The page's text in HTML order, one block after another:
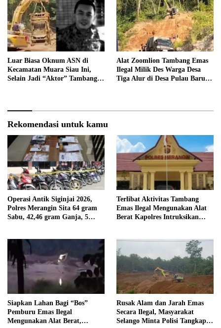
Terancam di Pecat
Luar Biasa Oknum ASN di
Kecamatan Muara Siau Ini,
Selain Jadi “Aktor” Tambang
Alat Zoomlion Tambang Emas
Ilegal Milik Des Warga Desa
Tiga Alur di Desa Pulau Baru
Rekomendasi untuk kamu
Operasi Antik Siginjai 2026,
Polres Merangin Sita 64 gram
Sabu, 42,46 gram Ganja, 5
Terlibat Aktivitas Tambang
Emas Ilegal Mengunakan Alat
Berat Kapolres Intruksikan
Tanjung Mudo
Siapkan Lahan Bagi “Bos”
Pemburu Emas Ilegal
Mengunakan Alat Berat,
Rusak Alam dan Jarah Emas
Secara Ilegal, Masyarakat
Selango Minta Polisi Tangkap